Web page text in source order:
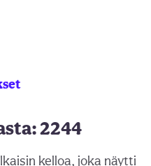
2244
kelloa, joka näytti